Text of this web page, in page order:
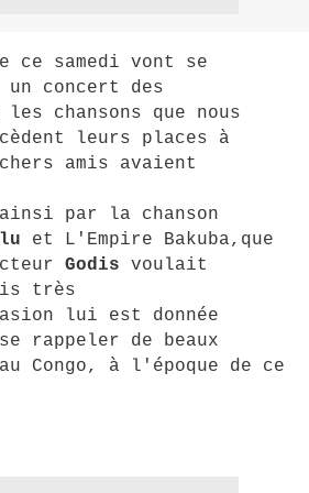
ce samedi vont se
concert des
chansons que nous
leurs places à
amis avaient
ainsi par la chanson
et L'Empire Bakuba,que
Godis voulait
très
lui est donnée
rappeler de beaux
au Congo, à l'époque de ce